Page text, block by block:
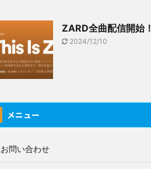
ZARD全曲配信開始！
2024/12/10
メニュー
お問い合わせ